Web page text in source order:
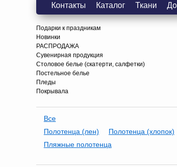
Контакты Каталог Ткани
Подарки к праздникам
Новинки
РАСПРОДАЖА
Сувенирная продукция
Столовое белье (скатерти, салфетки)
Постельное белье
Пледы
Покрывала
Все
Полотенца (лен)
Полотенца (хлопок)
Пляжные полотенца